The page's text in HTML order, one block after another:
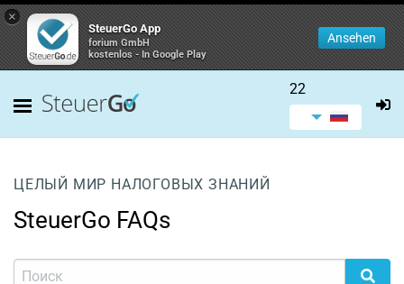
×
SteuerGo App
forium GmbH
kostenlos - In Google Play
Ansehen
22
ЦЕЛЫЙ МИР НАЛОГОВЫХ ЗНАНИЙ
SteuerGo FAQs